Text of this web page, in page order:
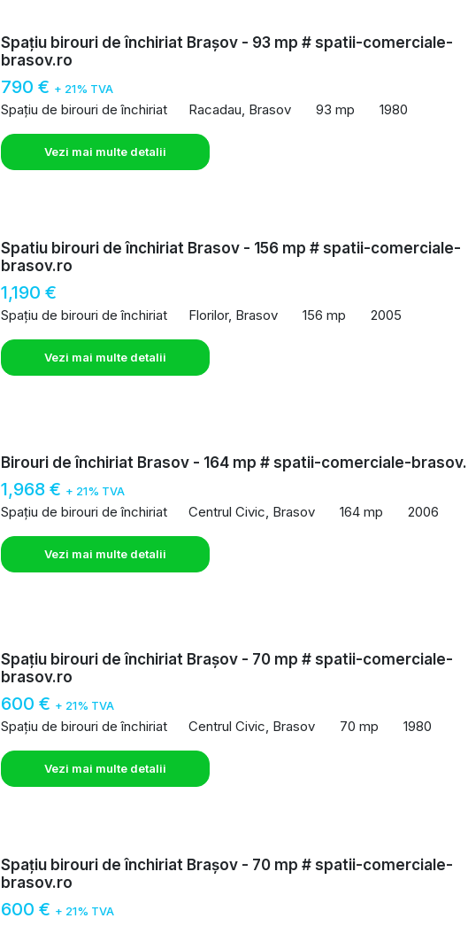
Spațiu birouri de închiriat Brașov - 93 mp # spatii-comerciale-
brasov.ro
790 € + 21% TVA
Spațiu de birouri de închiriat Racadau, Brasov 93 mp 1980
Vezi mai multe detalii
Spatiu birouri de închiriat Brasov - 156 mp # spatii-comerciale-
brasov.ro
1,190 €
Spațiu de birouri de închiriat Florilor, Brasov 156 mp 2005
Vezi mai multe detalii
Birouri de închiriat Brasov - 164 mp # spatii-comerciale-
1,968 € + 21% TVA
Spațiu de birouri de închiriat Centrul Civic, Brasov 164 mp 2006
Vezi mai multe detalii
Spațiu birouri de închiriat Brașov - 70 mp # spatii-comerciale-
brasov.ro
600 € + 21% TVA
Spațiu de birouri de închiriat Centrul Civic, Brasov 70 mp 1980
Vezi mai multe detalii
Spațiu birouri de închiriat Brașov - 70 mp # spatii-comerciale-
brasov.ro
600 € + 21% TVA